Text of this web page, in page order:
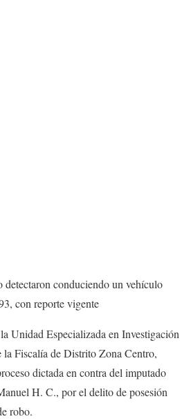
conduciendo un vehículo
con reporte vigente
Unidad Especializada en Investigación
la Fiscalía de Distrito Zona Centro,
dictada en contra del imputado
H. C., por el delito de posesión
robo.